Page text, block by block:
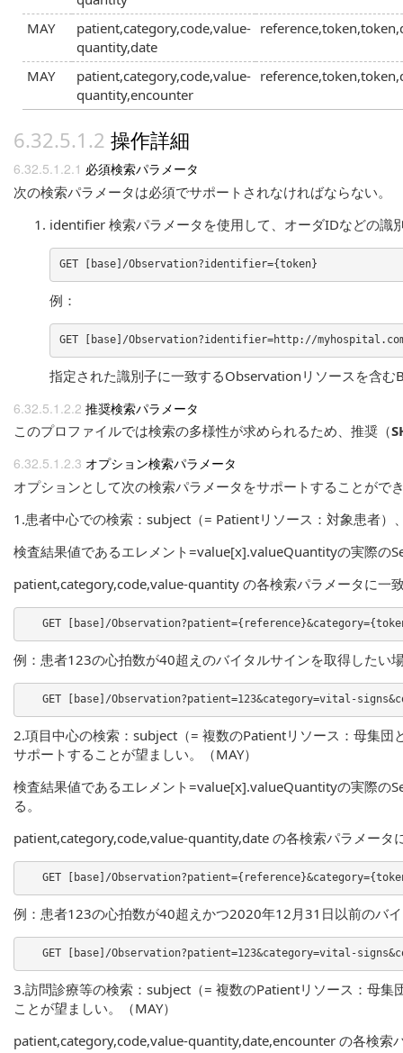
MAY
patient,category,code,value-
quantity,date
MAY
patient,category,code,value-
quantity,encounter
操作詳細
必須検索パラメータ
次の検索パラメータは必須でサポートされなければならない。
identifier 検索パラメータを使用して、オーダIDなどの
例：
指定された識別子に一致するObservationリソースを含む
推奨検索パラメータ
このプロファイルでは検索の多様性が求められるため、推奨（
オプション検索パラメータ
オプションとして次の検索パラメータをサポートすることがで
1.患者中心での検索：subject（= Patientリソース：対象患者
検査結果値であるエレメント=value[x].valueQuantityの実際の
patient,category,code,value-quantity の各検索パラメータに一
例：患者123の心拍数が40超えのバイタルサインを取得したい
2.項目中心の検索：subject（= 複数のPatientリソース：母集
サポートすることが望ましい。（MAY）
検査結果値であるエレメント=value[x].valueQuantityの実際の
る。
patient,category,code,value-quantity,date の各検索パラメー
例：患者123の心拍数が40超えかつ2020年12月31日以前のバ
3.訪問診療等の検索：subject（= 複数のPatientリソース：母
ことが望ましい。（MAY）
patient,category,code,value-quantity,date,encounter の各検索